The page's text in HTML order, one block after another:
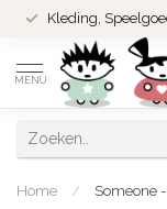
Kleding,
MENU
Home / Someone